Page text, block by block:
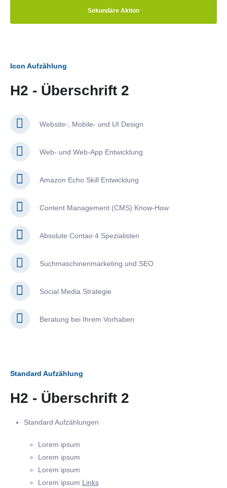
Sekundäre Aktion
Icon Aufzählung
H2 - Überschrift 2
Website-, Mobile- und UI Design
Web- und Web-App Entwicklung
Amazon Echo Skill Entwicklung
Content Management (CMS) Know-How
Absolute Contao 4 Spezialisten
Suchmaschinenmarketing und SEO
Social Media Strategie
Beratung bei Ihrem Vorhaben
Standard Aufzählung
H2 - Überschrift 2
Standard Aufzählungen
Lorem ipsum
Lorem ipsum
Lorem ipsum
Lorem ipsum Links